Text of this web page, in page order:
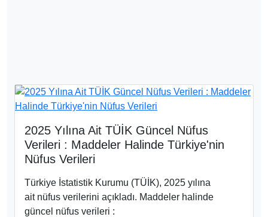
2025 Yılına Ait TÜİK Güncel Nüfus
Verileri : Maddeler Halinde Türkiye'nin
Nüfus Verileri
Türkiye İstatistik Kurumu (TÜİK), 2025 yılına
ait nüfus verilerini açıkladı. Maddeler halinde
güncel nüfus verileri :